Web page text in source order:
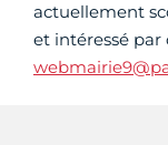
actuellement
et intéressé par